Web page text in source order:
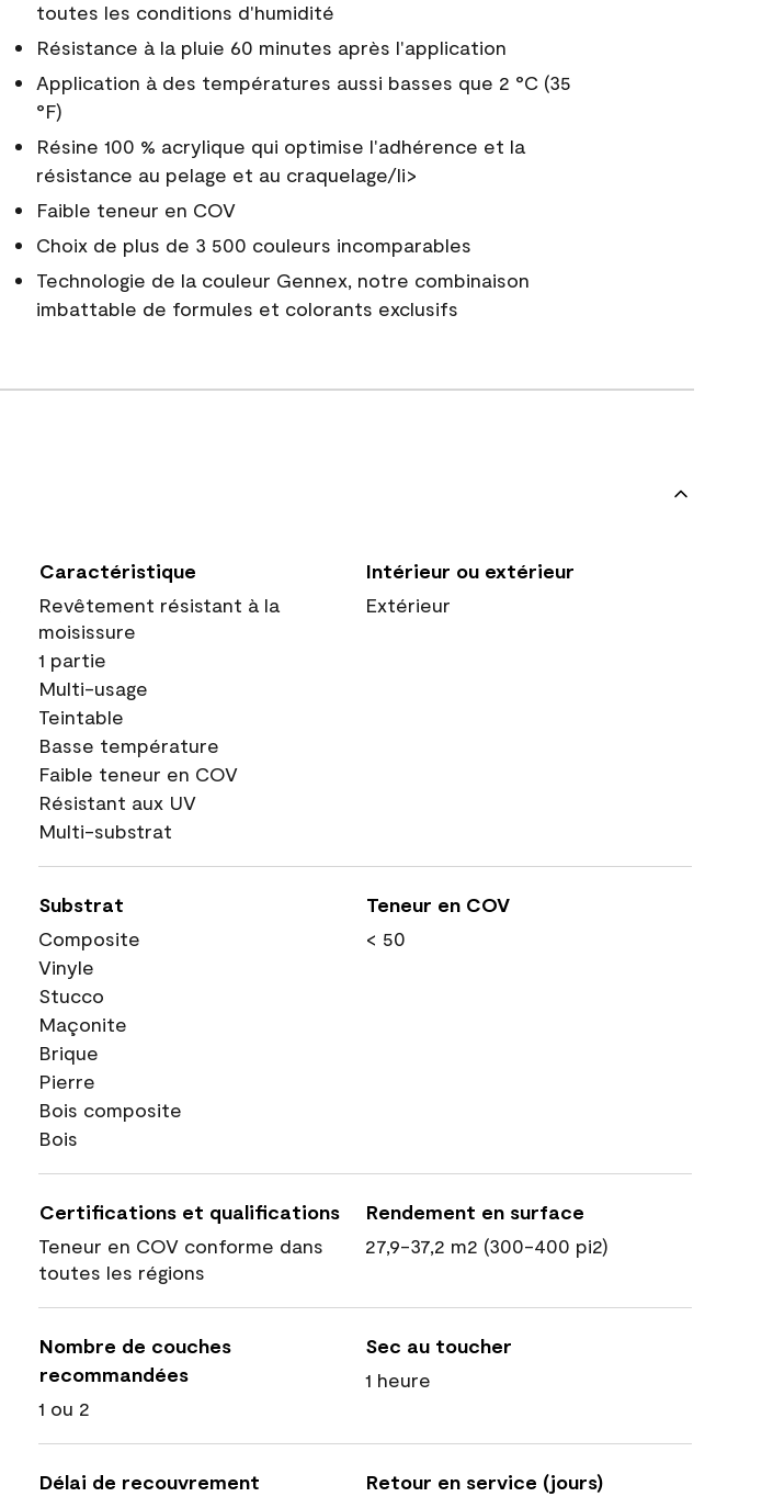
toutes les conditions d'humidité
Résistance à la pluie 60 minutes après l'application
Application à des températures aussi basses que 2 °C (35
°F)
Résine 100 % acrylique qui optimise l'adhérence et la
résistance au pelage et au craquelage/li>
Faible teneur en COV
Choix de plus de 3 500 couleurs incomparables
Technologie de la couleur Gennex, notre combinaison
imbattable de formules et colorants exclusifs
Caractéristique
Revêtement résistant à la
moisissure
1 partie
Multi-usage
Teintable
Basse température
Faible teneur en COV
Résistant aux UV
Multi-substrat
Intérieur ou extérieur
Extérieur
Substrat
Composite
Vinyle
Stucco
Maçonite
Brique
Pierre
Bois composite
Bois
Teneur en COV
< 50
Certifications et qualifications
Teneur en COV conforme dans
toutes les régions
Rendement en surface
27,9-37,2 m2 (300-400 pi2)
Nombre de couches
recommandées
1 ou 2
Sec au toucher
1 heure
Délai de recouvrement
Retour en service (jours)